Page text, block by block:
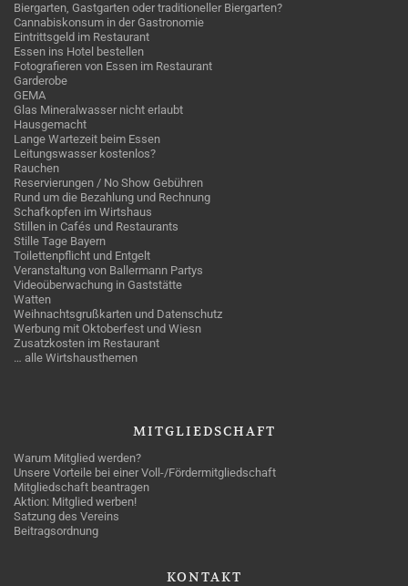
Biergarten, Gastgarten oder traditioneller Biergarten?
Cannabiskonsum in der Gastronomie
Eintrittsgeld im Restaurant
Essen ins Hotel bestellen
Fotografieren von Essen im Restaurant
Garderobe
GEMA
Glas Mineralwasser nicht erlaubt
Hausgemacht
Lange Wartezeit beim Essen
Leitungswasser kostenlos?
Rauchen
Reservierungen / No Show Gebühren
Rund um die Bezahlung und Rechnung
Schafkopfen im Wirtshaus
Stillen in Cafés und Restaurants
Stille Tage Bayern
Toilettenpflicht und Entgelt
Veranstaltung von Ballermann Partys
Videoüberwachung in Gaststätte
Watten
Weihnachtsgrußkarten und Datenschutz
Werbung mit Oktoberfest und Wiesn
Zusatzkosten im Restaurant
… alle Wirtshausthemen
MITGLIEDSCHAFT
Warum Mitglied werden?
Unsere Vorteile bei einer Voll-/Fördermitgliedschaft
Mitgliedschaft beantragen
Aktion: Mitglied werben!
Satzung des Vereins
Beitragsordnung
KONTAKT